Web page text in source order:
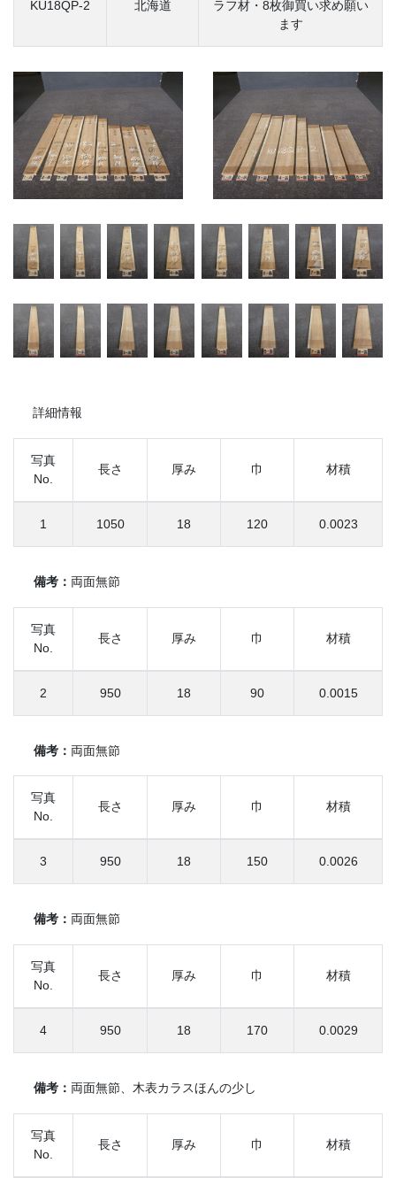
KU18QP-2 北海道
ラフ材・8枚御買い求め願い
ます
詳細情報
写真
No.
長さ 厚み 巾 材積
1 1050 18 120 0.0023
備考： 両面無節
写真
No.
長さ 厚み 巾 材積
2 950 18 90 0.0015
備考： 両面無節
写真
No.
長さ 厚み 巾 材積
3 950 18 150 0.0026
備考： 両面無節
写真
No.
長さ 厚み 巾 材積
4 950 18 170 0.0029
備考： 両面無節、木表カラスほんの少し
写真
No.
長さ 厚み 巾 材積